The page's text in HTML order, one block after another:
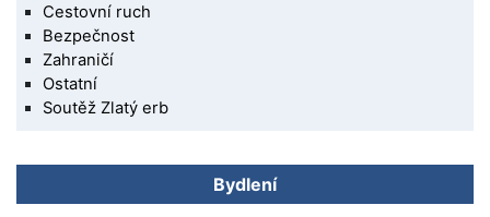
Cestovní ruch
Bezpečnost
Zahraničí
Ostatní
Soutěž Zlatý erb
Bydlení